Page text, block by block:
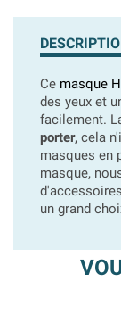
Ce masque
des yeux et
facilement.
porter, cela
masques en
masque,
un grand